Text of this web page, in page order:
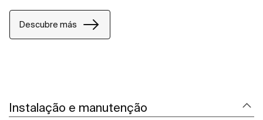
Descubre más
Instalação e manutenção